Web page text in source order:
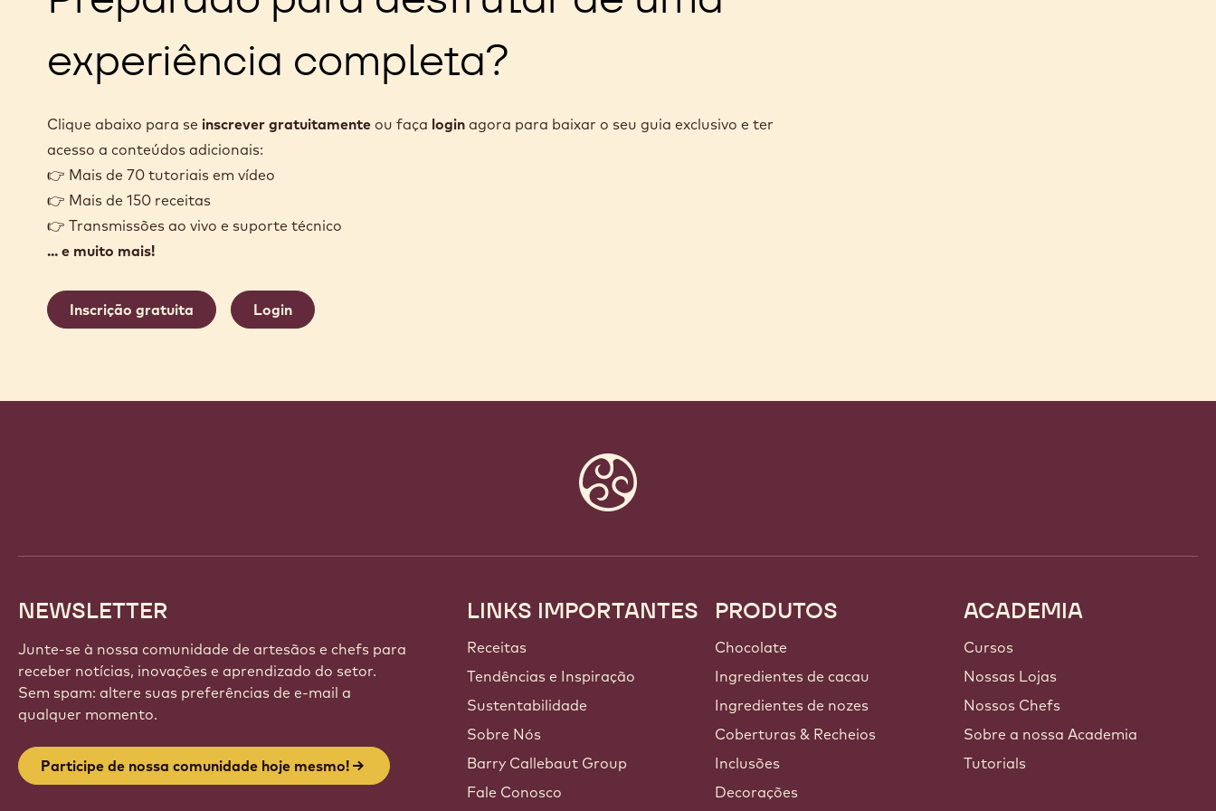
experiência completa?
Clique abaixo para se inscrever gratuitamente ou faça login agora para baixar o seu guia exclusivo e ter
acesso a conteúdos adicionais:
👉 Mais de 70 tutoriais em vídeo
👉 Mais de 150 receitas
👉 Transmissões ao vivo e suporte técnico
... e muito mais!
Inscrição gratuita Login
NEWSLETTER
Junte-se à nossa comunidade de artesãos e chefs para
receber notícias, inovações e aprendizado do setor.
Sem spam: altere suas preferências de e-mail a
qualquer momento.
Participe de nossa comunidade hoje mesmo!
Footer
Callebaut
LINKS IMPORTANTES
Receitas
Tendências e Inspiração
Sustentabilidade
Sobre Nós
Barry Callebaut Group
Fale Conosco
PRODUTOS
Chocolate
Ingredientes de cacau
Ingredientes de nozes
Coberturas & Recheios
Inclusões
Decorações
ACADEMIA
Cursos
Nossas Lojas
Nossos Chefs
Sobre a nossa Academia
Tutorials